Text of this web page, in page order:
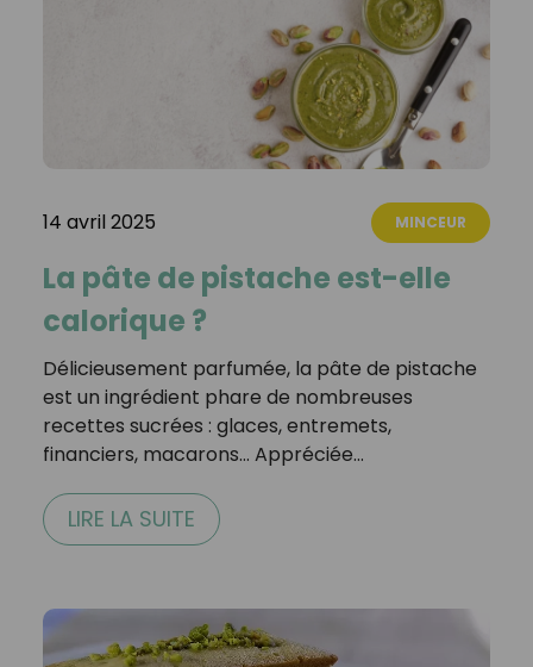
14 avril 2025 MINCEUR
La pâte de pistache est-elle
calorique ?
Délicieusement parfumée, la pâte de pistache
est un ingrédient phare de nombreuses
recettes sucrées : glaces, entremets,
financiers, macarons… Appréciée…
LIRE LA SUITE